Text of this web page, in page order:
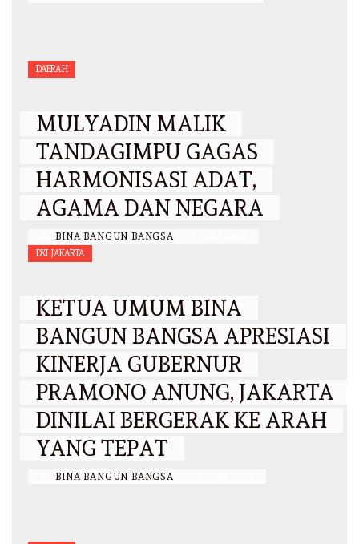
DAERAH
MULYADIN MALIK
TANDAGIMPU GAGAS
HARMONISASI ADAT,
AGAMA DAN NEGARA
BINA BANGUN BANGSA
DKI JAKARTA
KETUA UMUM BINA
BANGUN BANGSA APRESIASI
KINERJA GUBERNUR
PRAMONO ANUNG, JAKARTA
DINILAI BERGERAK KE ARAH
YANG TEPAT
BINA BANGUN BANGSA